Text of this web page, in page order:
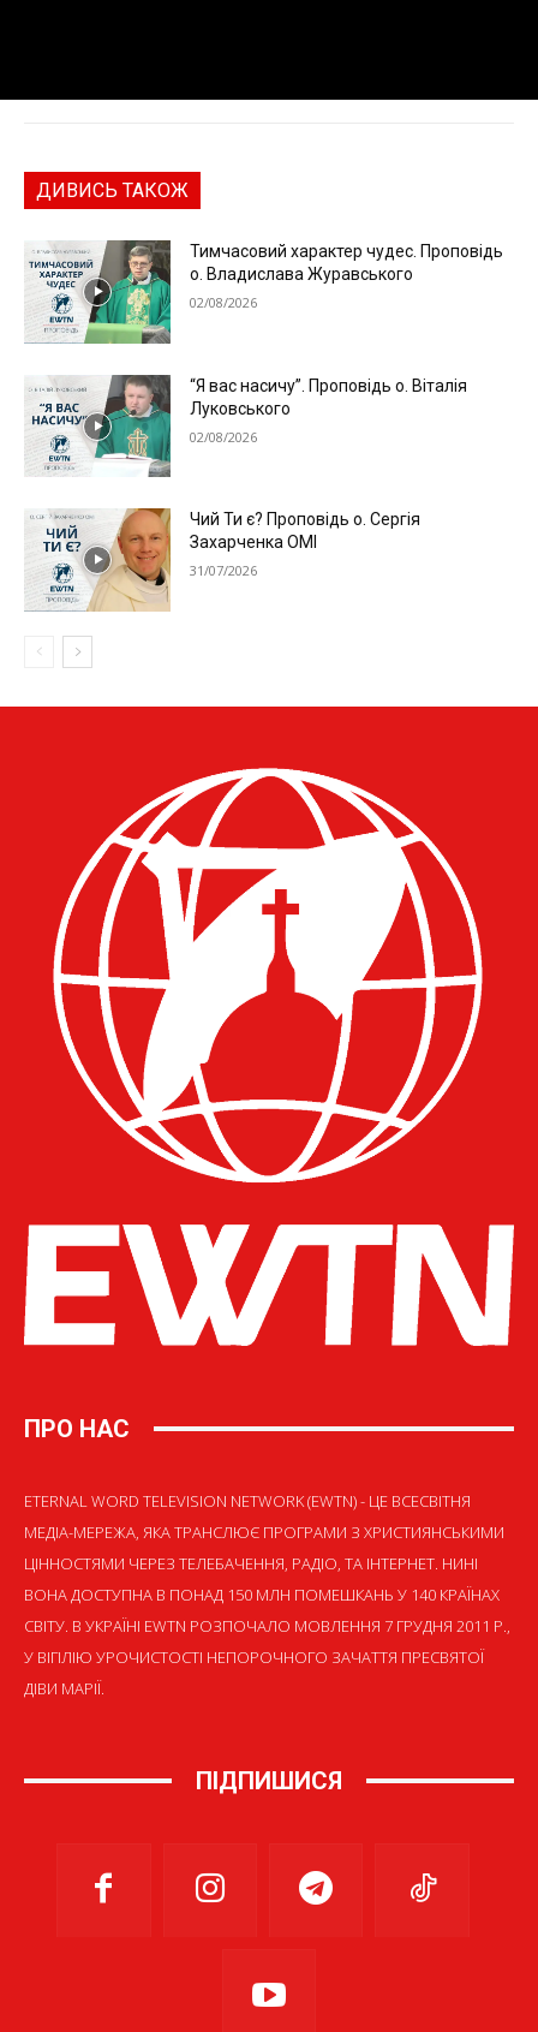
ПРО НАС
ETERNAL WORD TELEVISION NETWORK (EWTN) - ЦЕ ВСЕСВІТНЯ
МЕДІА-МЕРЕЖА, ЯКА ТРАНСЛЮЄ ПРОГРАМИ З ХРИСТИЯНСЬКИМИ
ЦІННОСТЯМИ ЧЕРЕЗ ТЕЛЕБАЧЕННЯ, РАДІО, ТА ІНТЕРНЕТ. НИНІ
ВОНА ДОСТУПНА В ПОНАД 150 МЛН ПОМЕШКАНЬ У 140 КРАЇНАХ
СВІТУ. В УКРАЇНІ EWTN РОЗПОЧАЛО МОВЛЕННЯ 7 ГРУДНЯ 2011 Р.,
У ВІГІЛІЮ УРОЧИСТОСТІ НЕПОРОЧНОГО ЗАЧАТТЯ ПРЕСВЯТОЇ
ДІВИ МАРІЇ.
ПІДПИШИСЯ